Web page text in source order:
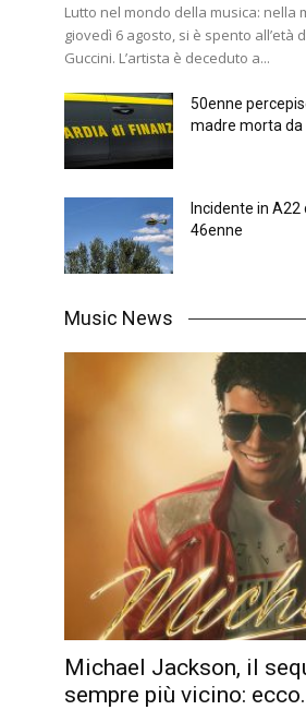
Lutto nel mondo della musica: nella
giovedì 6 agosto, si è spento all’età
Guccini. L’artista è deceduto a...
50enne
madre morta da
Incidente in
46enne
Music News
Michael Jackson, il
sempre più vicino: